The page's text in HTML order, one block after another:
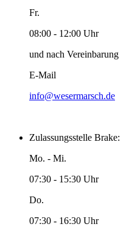
Fr.
08:00 - 12:00 Uhr
und nach Vereinbarung
E-Mail
info@wesermarsch.de
Zulassungsstelle Brake:
Mo. - Mi.
07:30 - 15:30 Uhr
Do.
07:30 - 16:30 Uhr